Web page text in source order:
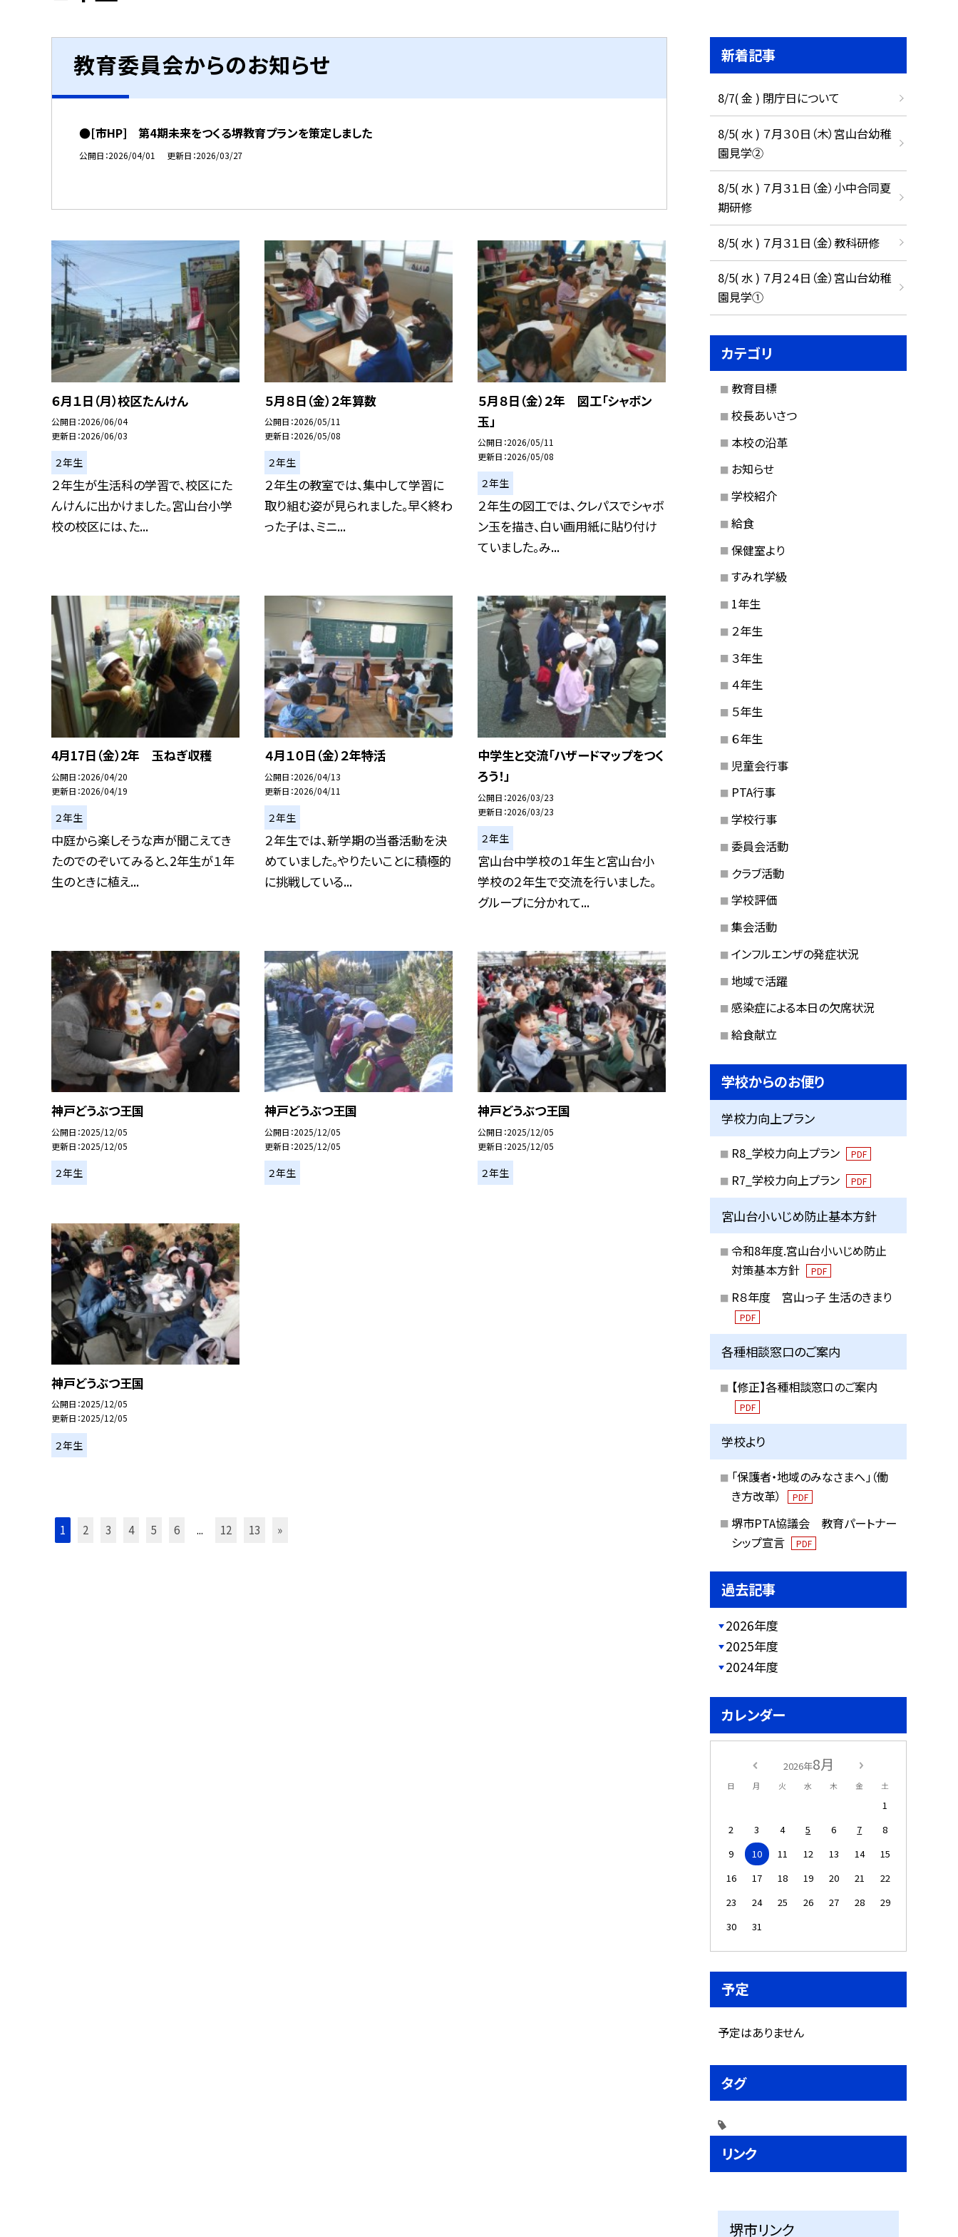
教育委員会からのお知らせ
●[市HP] 第4期未来をつくる堺教育プランを策定しました
公開日 2026/04/01 更新日 2026/03/27
６月１日（月）校区たんけん
公開日 2026/06/04
更新日 2026/06/03
２年生
２年生が生活科の学習で、校区にた
んけんに出かけました。宮山台小学
校の校区には、た...
５月８日（金）２年算数
公開日 2026/05/11
更新日 2026/05/08
２年生
２年生の教室では、集中して学習に
取り組む姿が見られました。早く終わ
った子は、ミニ...
５月８日（金）２年 図工「シャボン
玉」
公開日 2026/05/11
更新日 2026/05/08
２年生
２年生の図工では、クレパスでシャボ
ン玉を描き、白い画用紙に貼り付け
ていました。み...
4月17日（金）2年 玉ねぎ収穫
公開日 2026/04/20
更新日 2026/04/19
２年生
中庭から楽しそうな声が聞こえてき
たのでのぞいてみると、2年生が１年
生のときに植え...
４月１０日（金）２年特活
公開日 2026/04/13
更新日 2026/04/11
２年生
２年生では、新学期の当番活動を決
めていました。やりたいことに積極的
に挑戦している...
中学生と交流「ハザードマップをつく
ろう！」
公開日 2026/03/23
更新日 2026/03/23
２年生
宮山台中学校の１年生と宮山台小
学校の２年生で交流を行いました。
グループに分かれて...
神戸どうぶつ王国
公開日 2025/12/05
更新日 2025/12/05
２年生
神戸どうぶつ王国
公開日 2025/12/05
更新日 2025/12/05
２年生
神戸どうぶつ王国
公開日 2025/12/05
更新日 2025/12/05
２年生
神戸どうぶつ王国
公開日 2025/12/05
更新日 2025/12/05
２年生
1 2 3 4 5 6 ... 12 13 »
新着記事
8/7( 金 ) 閉庁日について
8/5( 水 ) ７月３０日（木）宮山台幼稚
園見学②
8/5( 水 ) ７月３１日（金）小中合同夏
期研修
8/5( 水 ) ７月３１日（金）教科研修
8/5( 水 ) ７月２４日（金）宮山台幼稚
園見学①
カテゴリ
教育目標
校長あいさつ
本校の沿革
お知らせ
学校紹介
給食
保健室より
すみれ学級
1年生
２年生
３年生
４年生
５年生
６年生
児童会行事
PTA行事
学校行事
委員会活動
クラブ活動
学校評価
集会活動
インフルエンザの発症状況
地域で活躍
感染症による本日の欠席状況
給食献立
学校からのお便り
学校力向上プラン
R8_学校力向上プラン PDF
R7_学校力向上プラン PDF
宮山台小いじめ防止基本方針
令和8年度.宮山台小いじめ防止
対策基本方針
PDF
R８年度 宮山っ子 生活のきまり
PDF
各種相談窓口のご案内
【修正】各種相談窓口のご案内
PDF
学校より
「保護者・地域のみなさまへ」（働
き方改革）
PDF
堺市PTA協議会 教育パートナー
シップ宣言
PDF
過去記事
2026年度
2025年度
2024年度
カレンダー
2026年8月
日 月 火 水 木 金 土
1
2
3 4 5 6 7
8
9
10 11 12 13 14
15
16
17 18 19 20 21
22
23
24 25 26 27 28
29
30
31
予定
予定はありません
タグ
リンク
堺市リンク